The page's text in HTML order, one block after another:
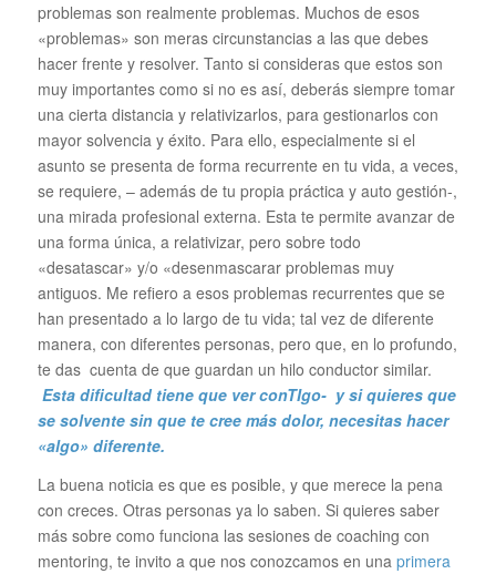
problemas son realmente problemas. Muchos de esos
«problemas» son meras circunstancias a las que debes
hacer frente y resolver. Tanto si consideras que estos son
muy importantes como si no es así, deberás siempre tomar
una cierta distancia y relativizarlos, para gestionarlos con
mayor solvencia y éxito. Para ello, especialmente si el
asunto se presenta de forma recurrente en tu vida, a veces,
se requiere, – además de tu propia práctica y auto gestión-,
una mirada profesional externa. Esta te permite avanzar de
una forma única, a relativizar, pero sobre todo
«desatascar» y/o «desenmascarar problemas muy
antiguos. Me refiero a esos problemas recurrentes que se
han presentado a lo largo de tu vida; tal vez de diferente
manera, con diferentes personas, pero que, en lo profundo,
te das cuenta de que guardan un hilo conductor similar.
Esta dificultad tiene que ver conTIgo- y si quieres que
se solvente sin que te cree más dolor, necesitas hacer
«algo» diferente.
La buena noticia es que es posible, y que merece la pena
con creces. Otras personas ya lo saben. Si quieres saber
más sobre como funciona las sesiones de coaching con
mentoring, te invito a que nos conozcamos en una primera